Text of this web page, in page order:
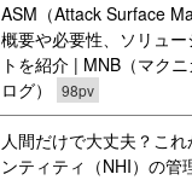
ASM（Attack Surface
概要や必要性、ソリュ
トを紹介 | MNB（マク
ログ）
98pv
人間だけで大丈夫？こ
ンティティ（NHI）の管